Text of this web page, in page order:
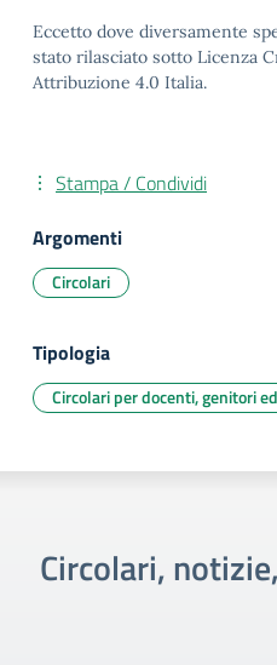
Eccetto dove diversamente
stato rilasciato sotto Licenza
Attribuzione 4.0 Italia.
Stampa / Condividi
Argomenti
Circolari
Tipologia
Circolari per docenti, genitori
Circolari,